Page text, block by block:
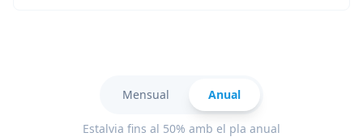
Mensual Anual
Estalvia fins al 50% amb el pla anual